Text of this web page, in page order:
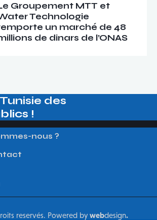
Groupement MTT et
Technologie
un marché de 48
de dinars de l’ONAS
des​
!
nous ?
reservés. Powered by webdesign.